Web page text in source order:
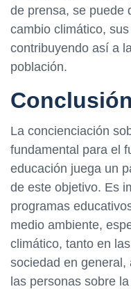
de prensa, se puede
cambio climático,
contribuyendo así a
población.
Conclusión
La concienciación
fundamental para el
educación juega un
de este objetivo. Es
programas
medio ambiente,
climático, tanto en
sociedad en
las personas sobre